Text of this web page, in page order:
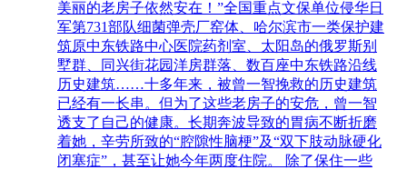
美丽的老房子依然安在！”全国重点文保单位侵华日
军第731部队细菌弹壳厂窑体、哈尔滨市一类保护建
筑原中东铁路中心医院药剂室、太阳岛的俄罗斯别
墅群、同兴街花园洋房群落、数百座中东铁路沿线
历史建筑……十多年来，被曾一智挽救的历史建筑
已经有一长串。但为了这些老房子的安危，曾一智
透支了自己的健康。长期奔波导致的胃病不断折磨
着她，辛劳所致的“腔隙性脑梗”及“双下肢动脉硬化
闭塞症”，甚至让她今年两度住院。 除了保住一些